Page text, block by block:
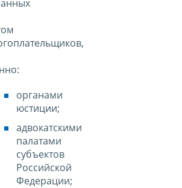
органами
юстиции;
адвокатскими
палатами
субъектов
Российской
Федерации;